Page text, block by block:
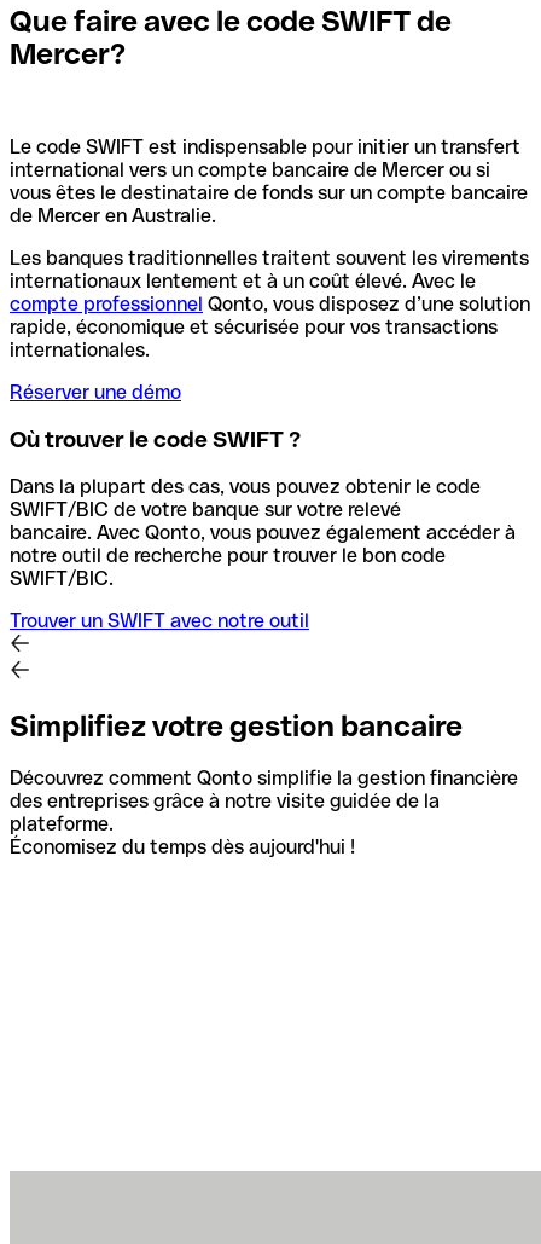
Que faire avec le code SWIFT de
Mercer?
Le code SWIFT est indispensable pour initier un transfert
international vers un compte bancaire de Mercer ou si
vous êtes le destinataire de fonds sur un compte bancaire
de Mercer en Australie.
Les banques traditionnelles traitent souvent les virements
internationaux lentement et à un coût élevé. Avec le
compte professionnel Qonto, vous disposez d’une solution
rapide, économique et sécurisée pour vos transactions
internationales.
Réserver une démo
Où trouver le code SWIFT ?
Dans la plupart des cas, vous pouvez obtenir le code
SWIFT/BIC de votre banque sur votre relevé
bancaire. Avec Qonto, vous pouvez également accéder à
notre outil de recherche pour trouver le bon code
SWIFT/BIC.
Trouver un SWIFT avec notre outil
Simplifiez votre gestion bancaire
Découvrez comment Qonto simplifie la gestion financière
des entreprises grâce à notre visite guidée de la
plateforme.
Économisez du temps dès aujourd'hui !